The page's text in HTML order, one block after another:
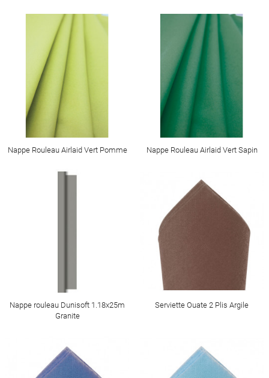
Nappe Rouleau Airlaid Vert Pomme Nappe Rouleau Airlaid Vert Sapin
Nappe rouleau Dunisoft 1.18x25m
Granite
Serviette Ouate 2 Plis Argile